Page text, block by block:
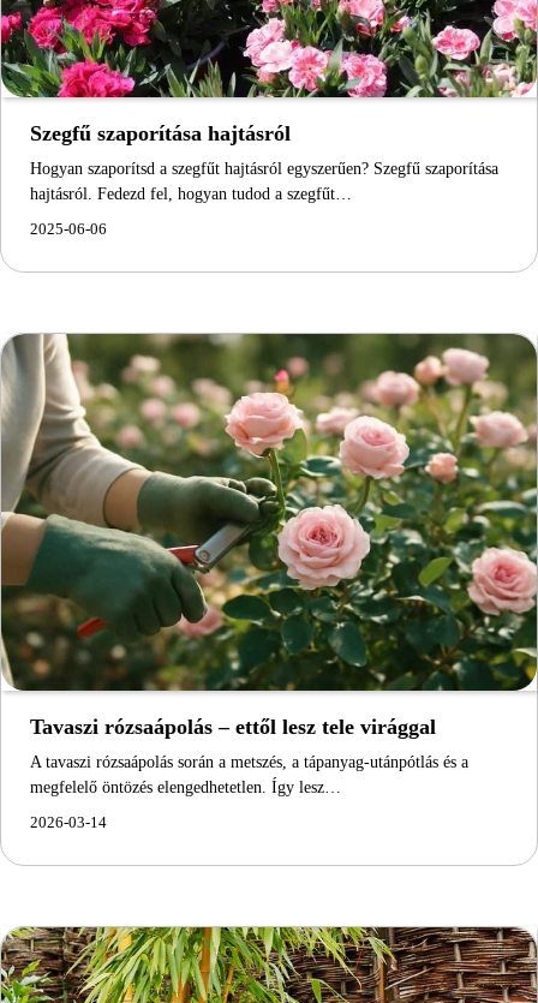
Szegfű szaporítása hajtásról
Hogyan szaporítsd a szegfűt hajtásról egyszerűen? Szegfű szaporítása
hajtásról. Fedezd fel, hogyan tudod a szegfűt…
2025-06-06
Tavaszi rózsaápolás – ettől lesz tele virággal
A tavaszi rózsaápolás során a metszés, a tápanyag-utánpótlás és a
megfelelő öntözés elengedhetetlen. Így lesz…
2026-03-14